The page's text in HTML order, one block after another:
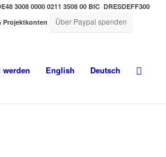
3008 0000 0211 3508 00 BIC DRESDEFF300
Projektkonten Über Paypal spenden
English Deutsch